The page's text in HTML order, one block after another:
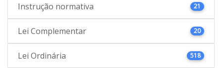
Instrução normativa 21
Lei Complementar 20
Lei Ordinária 518